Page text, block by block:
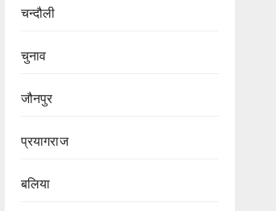
चन्दौली
चुनाव
जौनपुर
प्रयागराज
बलिया